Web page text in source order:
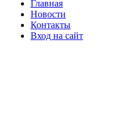
Главная
Новости
Контакты
Вход на сайт